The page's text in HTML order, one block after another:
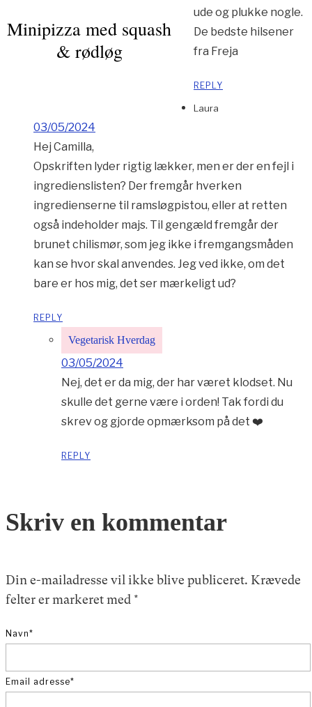
Minipizza med squash
& rødløg
ude og plukke nogle.
De bedste hilsener
fra Freja
REPLY
Laura
03/05/2024
Hej Camilla,
Opskriften lyder rigtig lækker, men er der en fejl i
ingredienslisten? Der fremgår hverken
ingredienserne til ramsløgpistou, eller at retten
også indeholder majs. Til gengæld fremgår der
brunet chilismør, som jeg ikke i fremgangsmåden
kan se hvor skal anvendes. Jeg ved ikke, om det
bare er hos mig, det ser mærkeligt ud?
REPLY
Vegetarisk Hverdag
03/05/2024
Nej, det er da mig, der har været klodset. Nu
skulle det gerne være i orden! Tak fordi du
skrev og gjorde opmærksom på det ❤️
REPLY
Skriv en kommentar
Din e-mailadresse vil ikke blive publiceret. Krævede
felter er markeret med *
Navn*
Email adresse*